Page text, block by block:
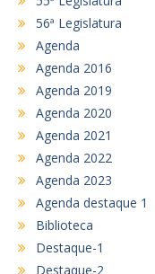
56ª Legislatura
Agenda
Agenda 2016
Agenda 2019
Agenda 2020
Agenda 2021
Agenda 2022
Agenda 2023
Agenda destaque 1
Biblioteca
Destaque-1
Destaque-2